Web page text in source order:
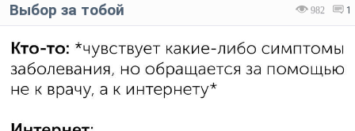
982 1
Выбор за тобой